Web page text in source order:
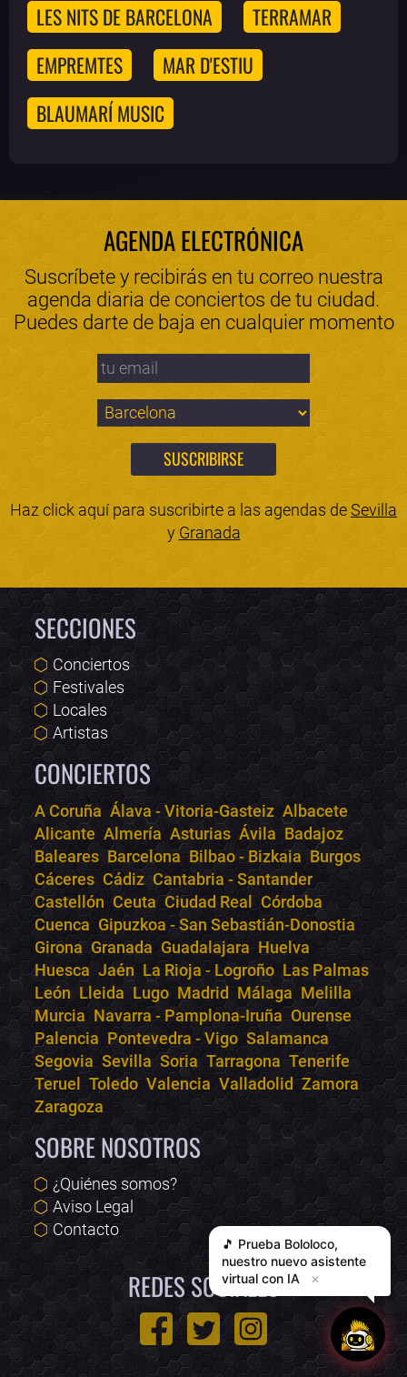
LES NITS DE BARCELONA
TERRAMAR
EMPREMTES
MAR D'ESTIU
BLAUMARÍ MUSIC
AGENDA ELECTRÓNICA
Suscríbete y recibirás en tu correo nuestra
agenda diaria de conciertos de tu ciudad.
Puedes darte de baja en cualquier momento
Haz click aquí para suscribirte a las agendas deSevilla
y Granada
SECCIONES
Conciertos
Festivales
Locales
Artistas
CONCIERTOS
A Coruña Álava - Vitoria-Gasteiz Albacete
Alicante Almería Asturias Ávila Badajoz
Baleares Barcelona Bilbao - Bizkaia Burgos
Cáceres Cádiz Cantabria - Santander
Castellón Ceuta Ciudad Real Córdoba
Cuenca Gipuzkoa - San Sebastián-Donostia
Girona Granada Guadalajara Huelva
Huesca Jaén La Rioja - Logroño Las Palmas
León Lleida Lugo Madrid Málaga Melilla
Murcia Navarra - Pamplona-Iruña Ourense
Palencia Pontevedra - Vigo Salamanca
Segovia Sevilla Soria Tarragona Tenerife
Teruel Toledo Valencia Valladolid Zamora
Zaragoza
SOBRE NOSOTROS
¿Quiénes somos?
Aviso Legal
Contacto
REDES SOCIALES
🎵 Prueba Bololoco,
nuestro nuevo asistente
virtual con IA
✕
Bololoco · conciertos.club
Online · Te ayudo a encontrar conciertos